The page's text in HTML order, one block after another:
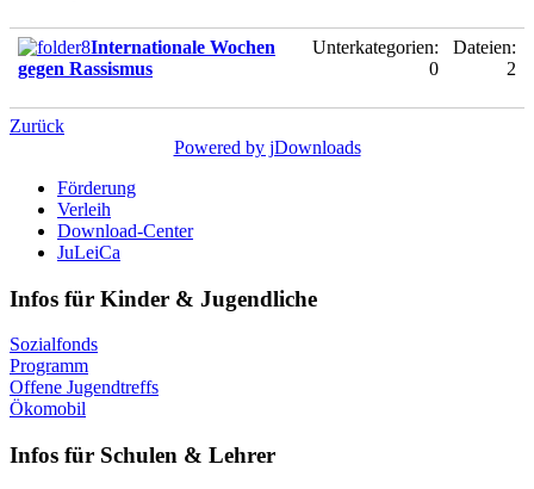
Internationale Wochen
gegen Rassismus
Unterkategorien:
0
Dateien:
2
Zurück
Powered by jDownloads
Förderung
Verleih
Download-Center
JuLeiCa
Infos für Kinder & Jugendliche
Sozialfonds
Programm
Offene Jugendtreffs
Ökomobil
Infos für Schulen & Lehrer